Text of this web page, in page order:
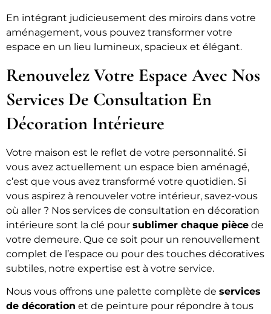
En intégrant judicieusement des miroirs dans votre
aménagement, vous pouvez transformer votre
espace en un lieu lumineux, spacieux et élégant.
Renouvelez Votre Espace Avec Nos
Services De Consultation En
Décoration Intérieure
Votre maison est le reflet de votre personnalité. Si
vous avez actuellement un espace bien aménagé,
c’est que vous avez transformé votre quotidien. Si
vous aspirez à renouveler votre intérieur, savez-vous
où aller ? Nos services de consultation en décoration
intérieure sont la clé pour sublimer chaque pièce de
votre demeure. Que ce soit pour un renouvellement
complet de l’espace ou pour des touches décoratives
subtiles, notre expertise est à votre service.
Nous vous offrons une palette complète de services
de décoration et de peinture pour répondre à tous